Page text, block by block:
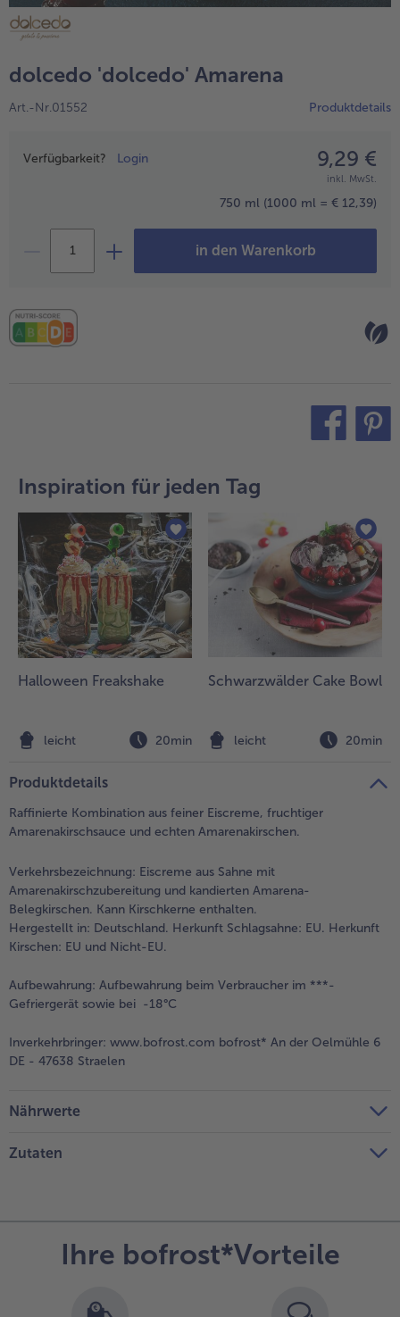
alle Kuchen & Torten
alle High Protein
Heißluftfritteuse
- 5 € beim Kauf von 7 Schlemmermenüs nach Wahl
dolcedo 'dolcedo' Amarena
Art.-Nr.01552 Produktdetails
Preisangabe
Verfügbarkeit? Login 9,29 €
inkl. MwSt.
750 ml (1000 ml = € 12,39)
in den Warenkorb
Inspiration für jeden Tag
Halloween Freakshake
leicht 20min
Schwarzwälder Cake Bowl
leicht 20min
Produktdetails
Raffinierte Kombination aus feiner Eiscreme, fruchtiger
Amarenakirschsauce und echten Amarenakirschen.
Verkehrsbezeichnung: Eiscreme aus Sahne mit
Amarenakirschzubereitung und kandierten Amarena-
Belegkirschen. Kann Kirschkerne enthalten.
Hergestellt in: Deutschland. Herkunft Schlagsahne: EU. Herkunft
Kirschen: EU und Nicht-EU.
Aufbewahrung: Aufbewahrung beim Verbraucher im ***-
Gefriergerät sowie bei -18°C
Inverkehrbringer: www.bofrost.com bofrost* An der Oelmühle 6
DE - 47638 Straelen
Nährwerte
Zutaten
Ihre bofrost*Vorteile